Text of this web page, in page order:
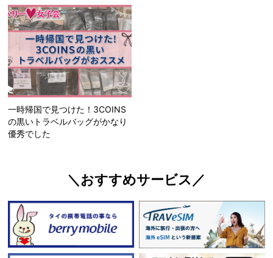
一時帰国で見つけた！3COINS
の黒いトラベルバッグがかなり
優秀でした
＼おすすめサービス／